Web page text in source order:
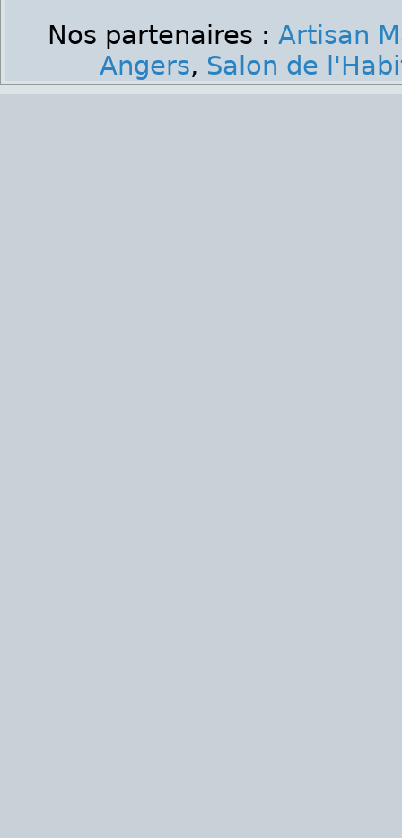
Nos partenaires : Artisan
Angers, Salon de